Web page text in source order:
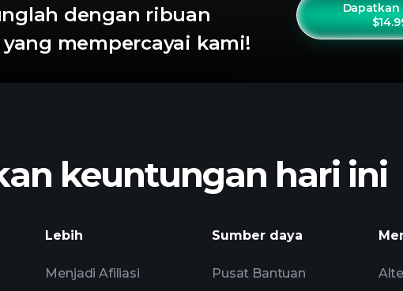
dengan ribuan
mempercayai kami!
Dapatkan
keuntungan hari ini
Lebih
Menjadi Afiliasi
Sumber daya
Pusat Bantuan